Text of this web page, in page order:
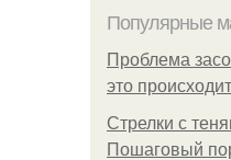
Популярные
Проблема
это
Стрелки с
Пошаговый